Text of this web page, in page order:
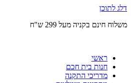
דלג לתוכן
משלוח חינם בקניה מעל 299 ש"ח
ראשי
חנות בית חכם
מדריכי התקנה